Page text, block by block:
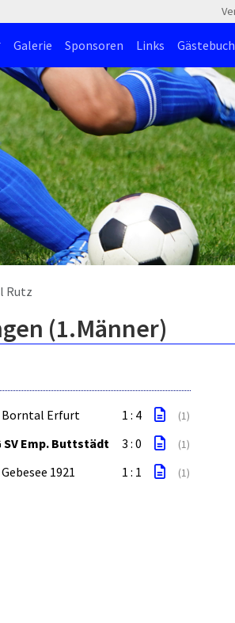
Galerie Sponsoren Links Gästebuch
Rutz
(1.Männer)
Borntal Erfurt 1 : 4 (1)
SV Emp. Buttstädt 3 : 0 (1)
Gebesee 1921 1 : 1 (1)